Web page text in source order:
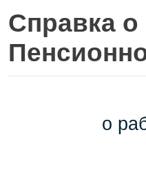
Справка о
о